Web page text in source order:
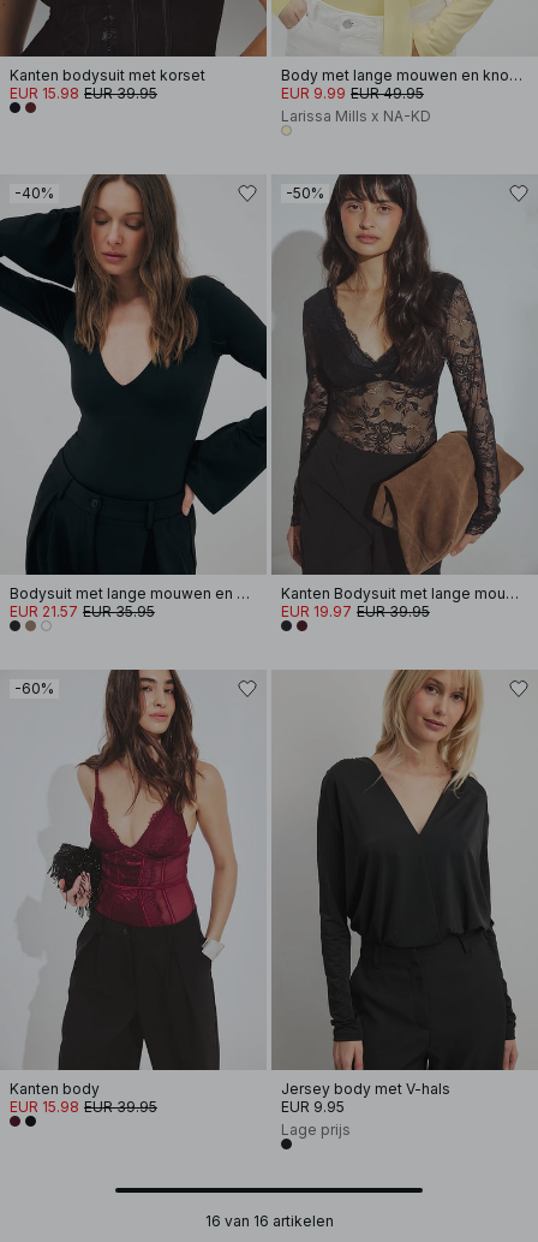
Kanten bodysuit met korset
EUR 15.98 EUR 39.95
Body met lange mouwen en knopen
EUR 9.99 EUR 49.95
Larissa Mills x NA-KD
-40%
Bodysuit met lange mouwen en dubbele omslag
EUR 21.57 EUR 35.95
-50%
Kanten Bodysuit met lange mouwen
EUR 19.97 EUR 39.95
-60%
Kanten body
EUR 15.98 EUR 39.95
Jersey body met V-hals
EUR 9.95
Lage prijs
16 van 16 artikelen